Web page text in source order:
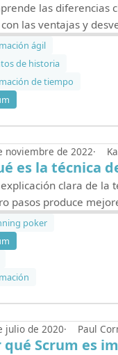
las diferencias
las ventajas y
ágil
de historia
de tiempo
noviembre de 2022
es la técnica
clara de la
pasos produce
poker
julio de 2020 Paul
qué Scrum es